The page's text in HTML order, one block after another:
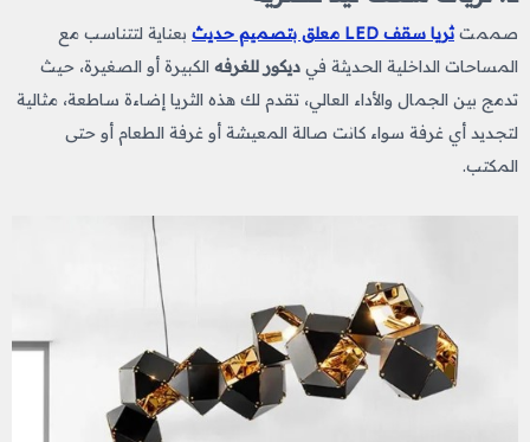
صممتثريا سقف LED معلق بتصميم حديث
بعناية لتتناسب مع
المساحات الداخلية الحديثة في ديكور للغرفه​ الكبيرة أو الصغيرة، حيث
تدمج بين الجمال والأداء العالي، تقدم لك هذه الثريا إضاءة ساطعة، مثالية
لتجديد أي غرفة سواء كانت صالة المعيشة أو غرفة الطعام أو حتى
المكتب.